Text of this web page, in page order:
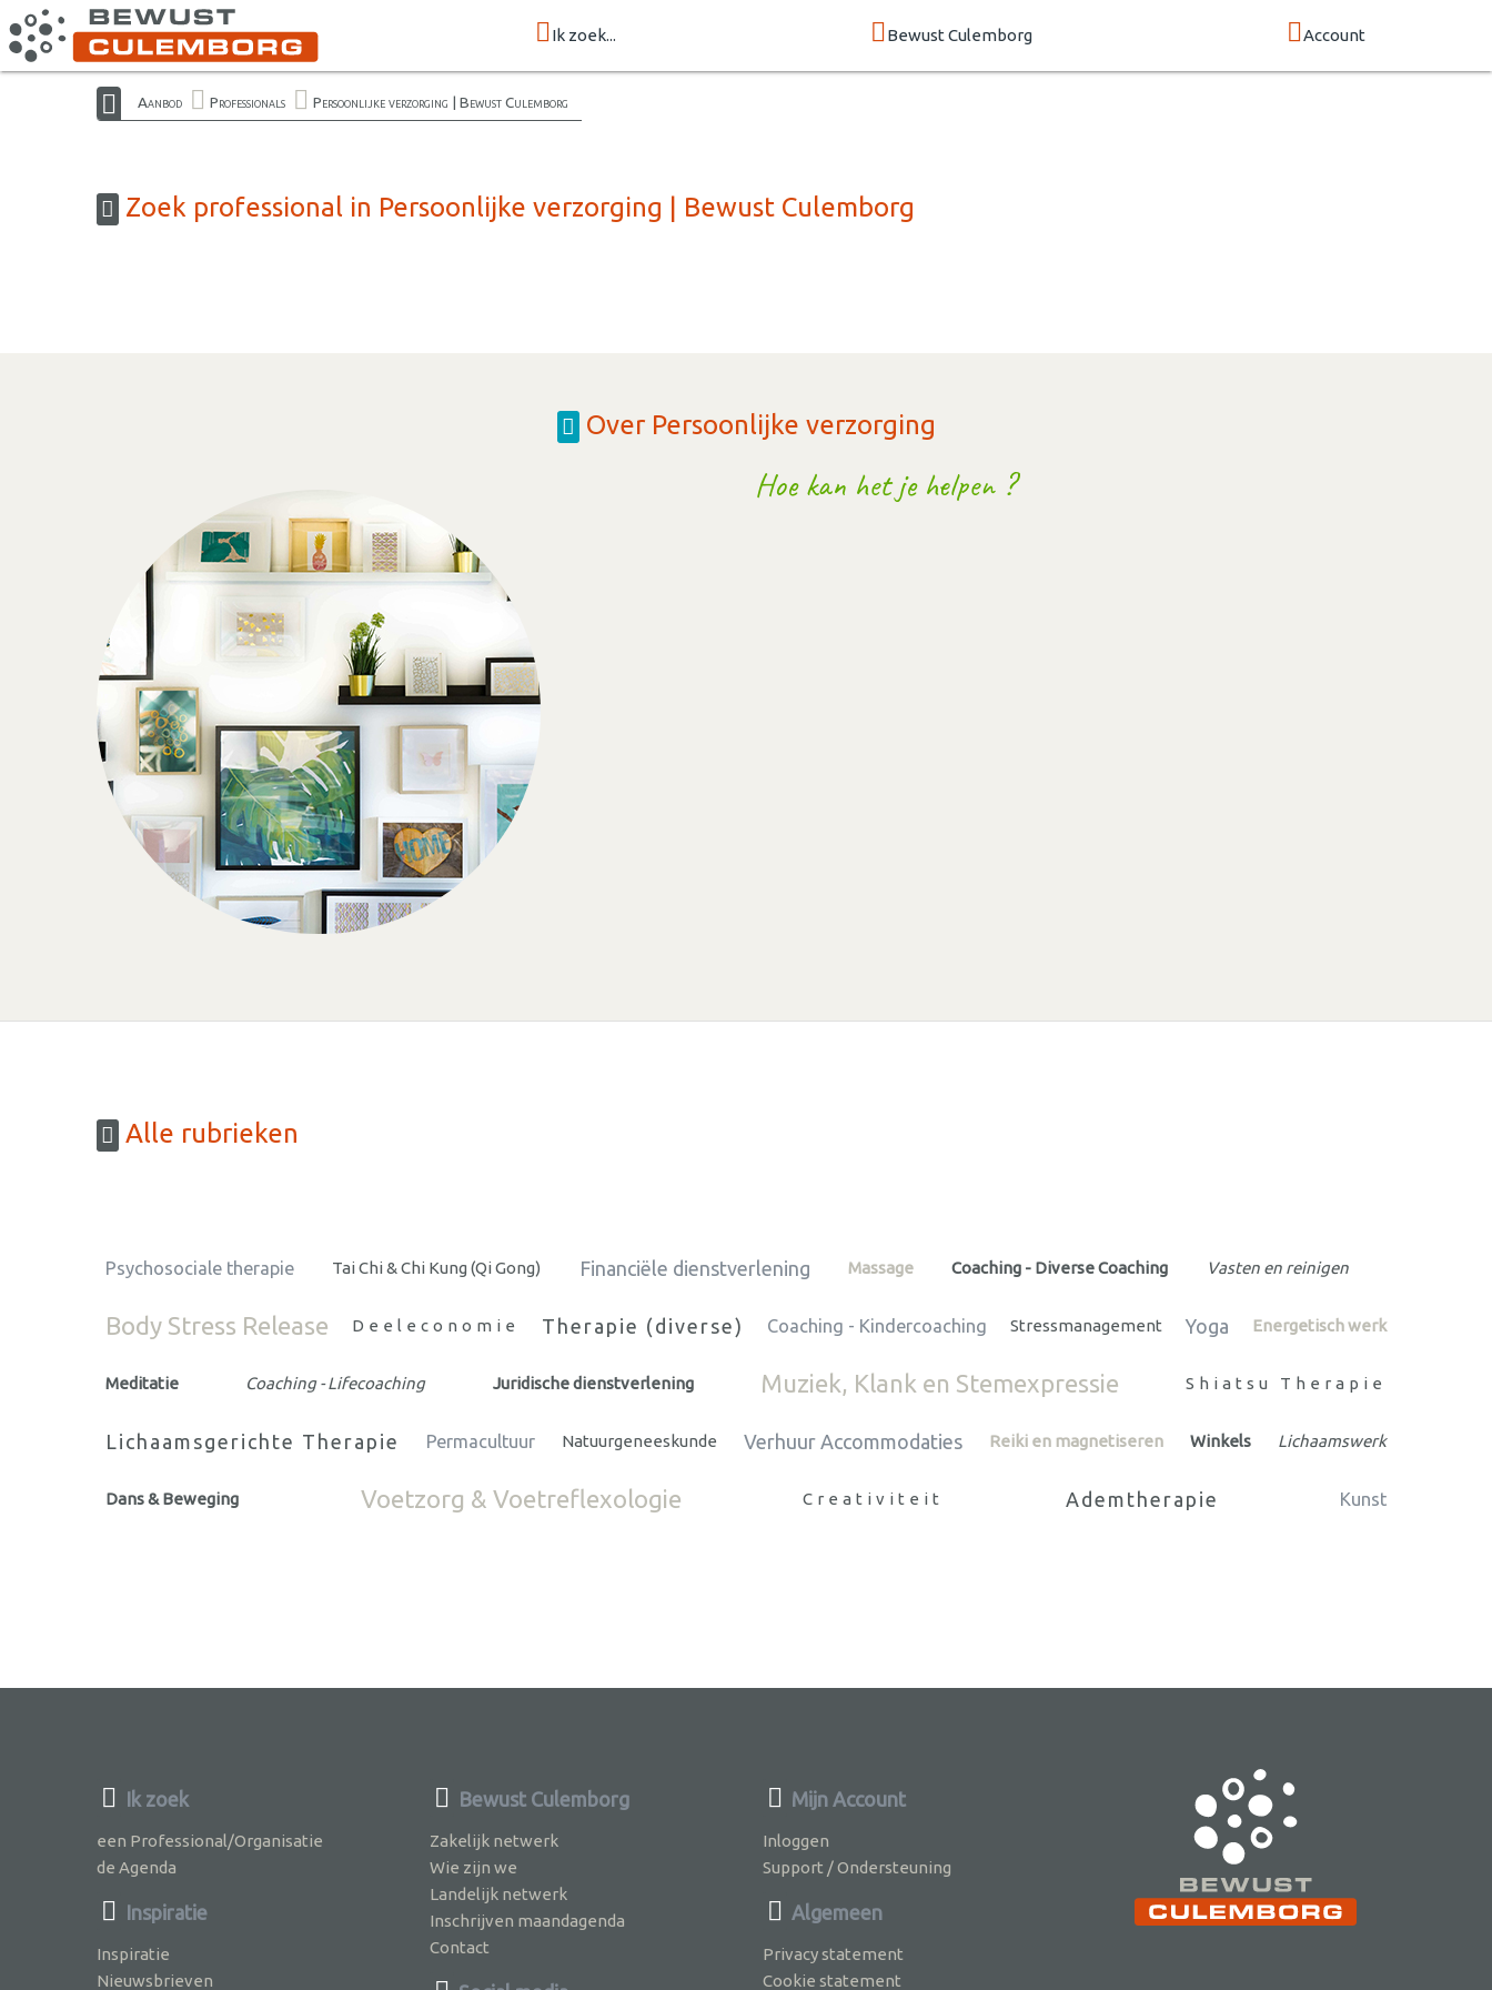
Ik zoek... Bewust Culemborg Account
Aanbod Professionals Persoonlijke verzorging | Bewust Culemborg
Zoek professional in Persoonlijke verzorging | Bewust Culemborg
Over Persoonlijke verzorging
Hoe kan het je helpen ?
Alle rubrieken
Psychosociale therapie Tai Chi & Chi Kung (Qi Gong) Financiële dienstverlening Massage Coaching - Diverse Coaching Vasten en reinigen
Body Stress Release Deeleconomie Therapie (diverse) Coaching - Kindercoaching Stressmanagement Yoga Energetisch werk
Meditatie Coaching - Lifecoaching Juridische dienstverlening Muziek, Klank en Stemexpressie Shiatsu Therapie
Lichaamsgerichte Therapie Permacultuur Natuurgeneeskunde Verhuur Accommodaties Reiki en magnetiseren Winkels Lichaamswerk
Dans & Beweging Voetzorg & Voetreflexologie Creativiteit Ademtherapie Kunst
Ik zoek
een Professional/Organisatie
de Agenda
Inspiratie
Inspiratie
Nieuwsbrieven
Bewust Culemborg
Zakelijk netwerk
Wie zijn we
Landelijk netwerk
Inschrijven maandagenda
Contact
Mijn Account
Inloggen
Support / Ondersteuning
Algemeen
Privacy statement
Cookie statement